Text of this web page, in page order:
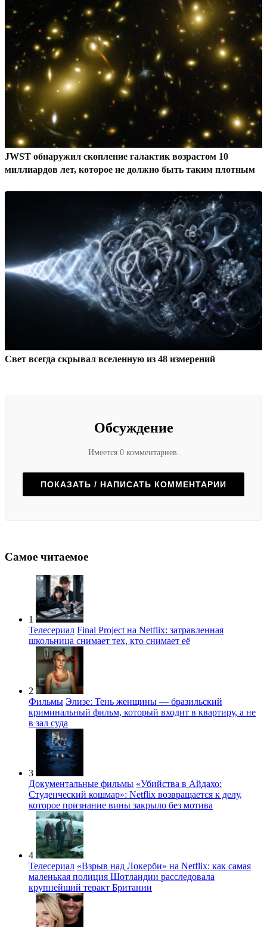
JWST обнаружил скопление галактик возрастом 10
миллиардов лет, которое не должно быть таким плотным
Свет всегда скрывал вселенную из 48 измерений
Обсуждение
Имеется 0 комментариев.
ПОКАЗАТЬ / НАПИСАТЬ КОММЕНТАРИИ
Самое читаемое
1
Телесериал Final Project на Netflix: затравленная
школьница снимает тех, кто снимает её
2
Фильмы Элизе: Тень женщины — бразильский
криминальный фильм, который входит в квартиру, а не
в зал суда
3
Документальные фильмы «Убийства в Айдахо:
Студенческий кошмар»: Netflix возвращается к делу,
которое признание вины закрыло без мотива
4
Телесериал «Взрыв над Локерби» на Netflix: как самая
маленькая полиция Шотландии расследовала
крупнейший теракт Британии